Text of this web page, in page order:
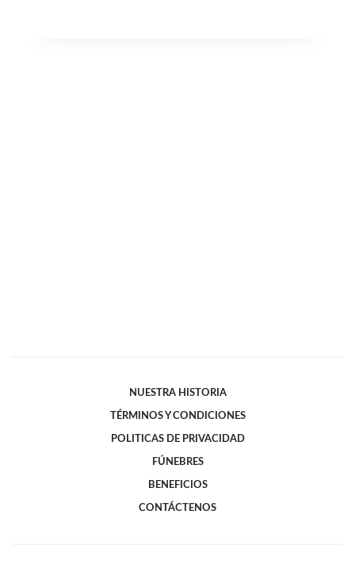
NUESTRA HISTORIA
TÉRMINOS Y CONDICIONES
POLITICAS DE PRIVACIDAD
FÚNEBRES
BENEFICIOS
CONTÁCTENOS